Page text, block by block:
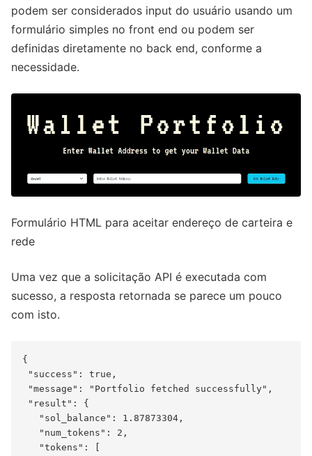
podem ser considerados input do usuário usando um
formulário simples no front end ou podem ser
definidas diretamente no back end, conforme a
necessidade.
Formulário HTML para aceitar endereço de carteira e
rede
Uma vez que a solicitação API é executada com
sucesso, a resposta retornada se parece um pouco
com isto.
{
"success": true,
"message": "Portfolio fetched successfully",
"result": {
   "sol_balance": 1.87873304,
   "num_tokens": 2,
   "tokens": [